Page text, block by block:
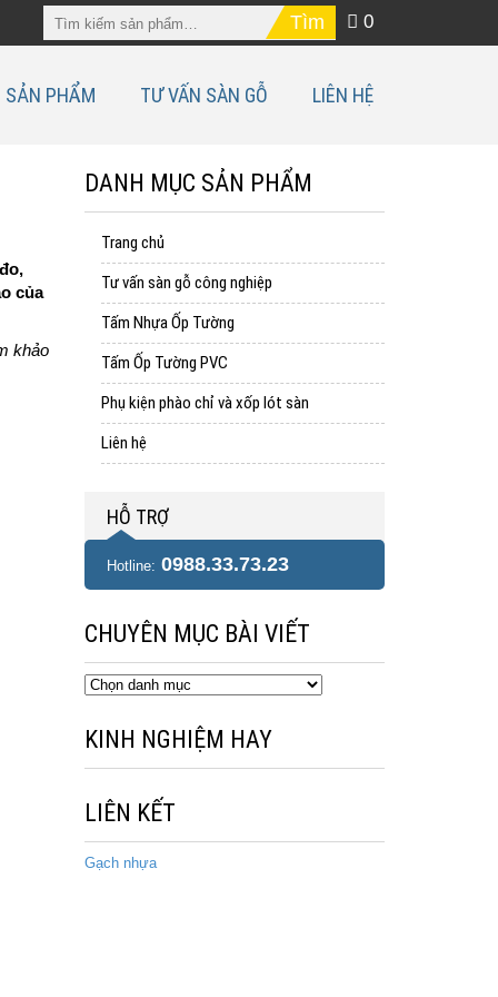
0
SẢN PHẨM TƯ VẤN SÀN GỖ LIÊN HỆ
của
khảo
DANH MỤC SẢN PHẨM
Trang chủ
Tư vấn sàn gỗ công nghiệp
Tấm Nhựa Ốp Tường
Tấm Ốp Tường PVC
Phụ kiện phào chỉ và xốp lót sàn
Liên hệ
HỖ TRỢ
Hotline: 0988.33.73.23
CHUYÊN MỤC BÀI VIẾT
Chuyên
viết
KINH NGHIỆM HAY
LIÊN KẾT
Gạch nhựa